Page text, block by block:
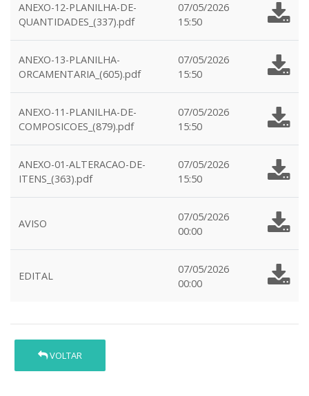
ANEXO-12-PLANILHA-DE-
QUANTIDADES_(337).pdf
07/05/2026
15:50
ANEXO-13-PLANILHA-
ORCAMENTARIA_(605).pdf
07/05/2026
15:50
ANEXO-11-PLANILHA-DE-
COMPOSICOES_(879).pdf
07/05/2026
15:50
ANEXO-01-ALTERACAO-DE-
ITENS_(363).pdf
07/05/2026
15:50
AVISO
07/05/2026
00:00
EDITAL
07/05/2026
00:00
VOLTAR